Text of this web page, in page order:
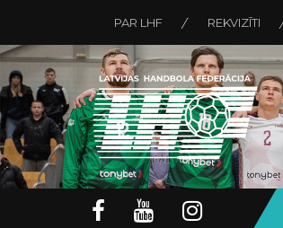
PAR LHF REKVIZĪTI